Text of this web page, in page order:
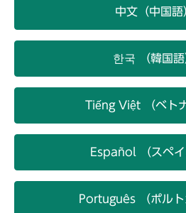
中文（中国語
한국 （韓国語
Tiếng Việt （ベト
Español （スペイ
Português （ポルト